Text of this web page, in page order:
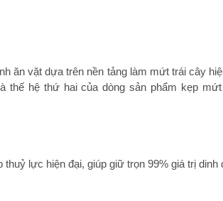
ăn vặt dựa trên nền tảng làm mứt trái cây
hệ thứ hai của dòng sản phẩm kẹp
lực hiện đại, giúp giữ trọn 99% giá trị